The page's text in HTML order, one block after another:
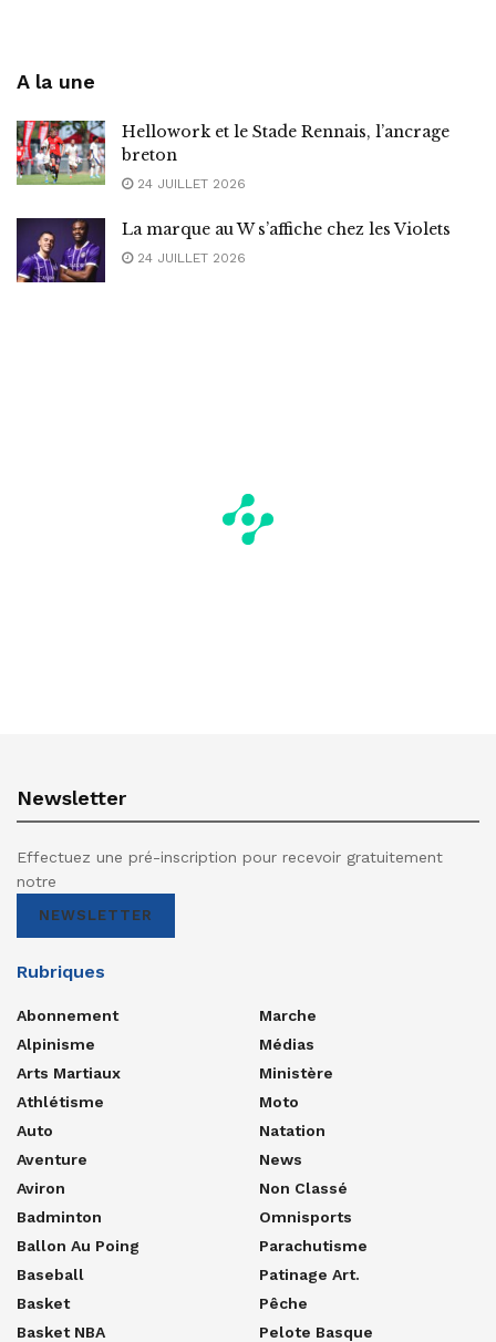
A la une
Hellowork et le Stade Rennais, l’ancrage
breton
24 JUILLET 2026
La marque au W s’affiche chez les Violets
24 JUILLET 2026
Newsletter
Effectuez une pré-inscription pour recevoir gratuitement
notre
NEWSLETTER
Rubriques
Abonnement
Alpinisme
Arts Martiaux
Athlétisme
Auto
Aventure
Aviron
Badminton
Ballon Au Poing
Baseball
Basket
Basket NBA
Marche
Médias
Ministère
Moto
Natation
News
Non Classé
Omnisports
Parachutisme
Patinage Art.
Pêche
Pelote Basque